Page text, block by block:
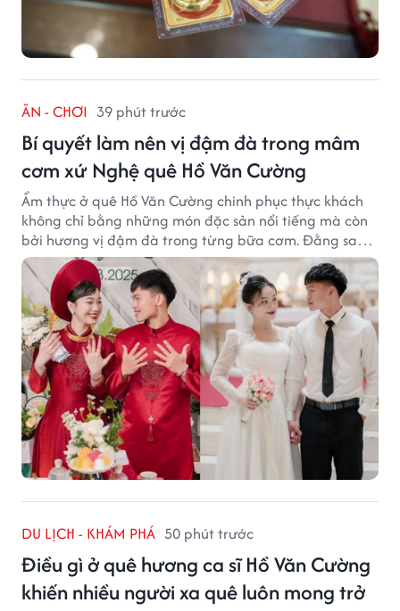
ĂN - CHƠI 39 phút trước
Bí quyết làm nên vị đậm đà trong mâm
cơm xứ Nghệ quê Hồ Văn Cường
Ẩm thực ở quê Hồ Văn Cường chinh phục thực khách
không chỉ bằng những món đặc sản nổi tiếng mà còn
bởi hương vị đậm đà trong từng bữa cơm. Đằng sau
nét giản dị ấy là những bí quyết được người dân gìn
giữ qua nhiều thế hệ.
DU LỊCH - KHÁM PHÁ 50 phút trước
Điều gì ở quê hương ca sĩ Hồ Văn Cường
khiến nhiều người xa quê luôn mong trở